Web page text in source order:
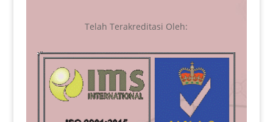
Telah Terakreditasi Oleh: